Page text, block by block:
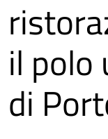
il polo
di